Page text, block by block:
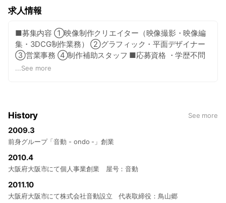
プ・アレンジ ・グラフィック・平面デザイン ： 広告・
名刺・カード・ポスター・フライヤー・小冊子・パンフレ
ット・特殊ボード（スポンサーボード等） 音楽・音
響 ： BGM・SE・MA・トラック・PA WEB・
SNS ： デザイン・コーディング・コンサルタント スペ
ース ： 制作スタジオ運営 イベント ：企画・立案・運
営・演出・派遣・制作
求人情報
■募集内容 ①映像制作クリエイター（映像撮影・映像編
集・3DCG制作業務） ②グラフィック・平面デザイナー
③営業事務 ④制作補助スタッフ ■応募資格 ・学歴不問
・映像業界未経験者歓迎 ・就職経験者（転職希望の方）歓
稼働時間により異なる ■給与 ①・②・③：基本給15万
円～ ※2カ月間研修期間有り ※交通費一部支給 ※その他手当
有り ④：時給950円～ ※1カ月研修期間 ※交通費一部支給
■福利厚生 ・交通費手当一部支給 ・通信費手当（携帯
代）一部支給 ・住宅費手当一部支給 ・ 給与改定最低年2
回 ・各種社会保険完備（健康・厚生年金・雇用・労災）
■その他 お気軽にお問合せください。
...See more
History See more
2009.3
前身グループ「音動 - ondo -」創業
2010.4
大阪府大阪市にて個人事業創業 屋号：音動
2011.10
大阪府大阪市にて株式会社音動設立 代表取締役：鳥山郷